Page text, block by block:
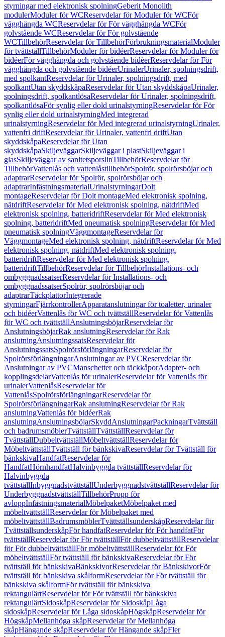
styrningar med elektronisk spolningGeberit Monolith
modulerModuler för WCReservdelar för Moduler för WCFör
vägghängda WCReservdelar för För vägghängda WCFör
golvstående WCReservdelar för För golvstående
WCTillbehörReservdelar för TillbehörFörbrukningsmaterialModuler
för tvättställTillbehörModuler för bidéerReservdelar för Moduler för
bidéerFör vägghängda och golvstående bidéerReservdelar för För
vägghängda och golvstående bidéerUrinalerUrinaler, spolningsdrift,
med spolkantReservdelar för Urinaler, spolningsdrift, med
spolkantUtan skyddskåpaReservdelar för Utan skyddskåpaUrinaler,
spolningsdrift, spolkantlösaReservdelar för Urinaler, spolningsdrift,
spolkantlösaFör synlig eller dold urinalstyrningReservdelar för För
synlig eller dold urinalstyrningMed integrerad
urinalstyrningReservdelar för Med integrerad urinalstyrningUrinaler,
vattenfri driftReservdelar för Urinaler, vattenfri driftUtan
skyddskåpaReservdelar för Utan
skyddskåpaSkiljeväggarSkiljeväggar i plastSkiljeväggar i
glasSkiljeväggar av sanitetsporslinTillbehörReservdelar för
TillbehörVattenlås och vattenlåstillbehörSpolrör, spolrörsböjar och
adaptrarReservdelar för Spolrör, spolrörsböjar och
adaptrarInfästningsmaterialUrinalstyrningarDolt
montageReservdelar för Dolt montageMed elektronisk spolning,
nätdriftReservdelar för Med elektronisk spolning, nätdriftMed
elektronisk spolning, batteridriftReservdelar för Med elektronisk
spolning, batteridriftMed pneumatisk spolningReservdelar för Med
pneumatisk spolningVäggmontageReservdelar för
VäggmontageMed elektronisk spolning, nätdriftReservdelar för Med
elektronisk spolning, nätdriftMed elektronisk spolning,
batteridriftReservdelar för Med elektronisk spolning,
batteridriftTillbehörReservdelar för TillbehörInstallations- och
ombyggnadssatserReservdelar för Installations- och
ombyggnadssatserSpolrör, spolrörsböjar och
adaptrarTäckplattorIntegrerade
styrningarFjärrkontrollerApparatanslutningar för toaletter, urinaler
och bidéerVattenlås för WC och tvättställReservdelar för Vattenlås
för WC och tvättställAnslutningsböjarReservdelar för
AnslutningsböjarRak anslutningReservdelar för Rak
anslutningAnslutningssatsReservdelar för
AnslutningssatsSpolrörsförlängningarReservdelar för
SpolrörsförlängningarAnslutningar av PVCReservdelar för
Anslutningar av PVCManschetter och täckkåporAdapter- och
kopplingsdelarVattenlås för urinalerReservdelar för Vattenlås för
urinalerVattenlåsReservdelar för
VattenlåsSpolrörsförlängningarReservdelar för
SpolrörsförlängningarRak anslutningReservdelar för Rak
anslutningVattenlås för bidéerRak
anslutningAnslutningsböjarSkyddAnslutningarPackningarTvättställ
och badrumsmöblerTvättställTvättställReservdelar för
TvättställDubbeltvättställMöbeltvättställReservdelar för
MöbeltvättställTvättställ för bänkskivaReservdelar för Tvättställ för
bänkskivaHandfatReservdelar för
HandfatHörnhandfatHalvinbyggda tvättställReservdelar för
Halvinbyggda
tvättställInbyggnadstvättställUnderbyggnadstvättställReservdelar för
UnderbyggnadstvättställTillbehörPropp för
avloppInfästningsmaterialMöbelpaketMöbelpaket med
möbeltvättställReservdelar för Möbelpaket med
möbeltvättställBadrumsmöblerTvättställsunderskåpReservdelar för
TvättställsunderskåpFör handfatReservdelar för För handfatFör
tvättställReservdelar för För tvättställFör dubbeltvättställReservdelar
för För dubbeltvättställFör möbeltvättställReservdelar för För
möbeltvättställFör tvättställ för bänkskivaReservdelar för För
tvättställ för bänkskivaBänkskivorReservdelar för BänkskivorFör
tvättställ för bänkskiva skålformReservdelar för För tvättställ för
bänkskiva skålformFör tvättställ för bänkskiva
rektangulärtReservdelar för För tvättställ för bänkskiva
rektangulärtSidoskåpReservdelar för SidoskåpLåga
sidoskåpReservdelar för Låga sidoskåpHögskåpReservdelar för
HögskåpMellanhöga skåpReservdelar för Mellanhöga
skåpHängande skåpReservdelar för Hängande skåpFler